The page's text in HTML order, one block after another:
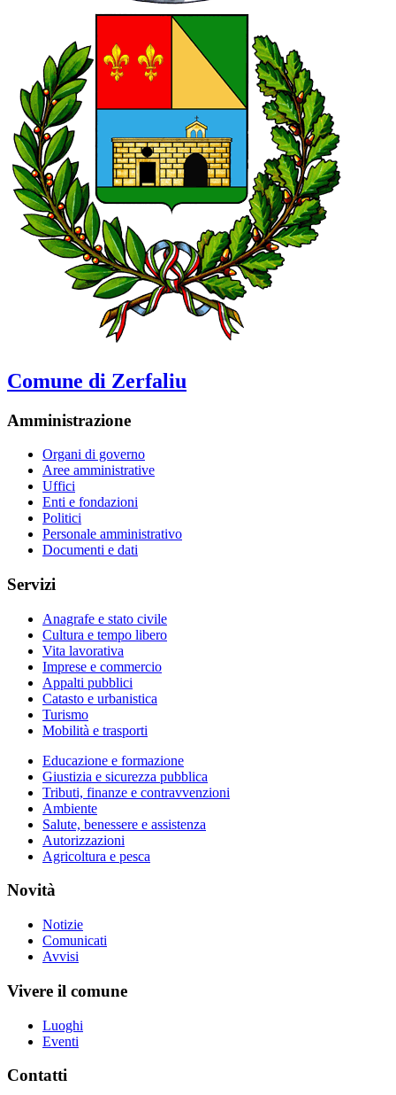
Comune di Zerfaliu
Amministrazione
Organi di governo
Aree amministrative
Uffici
Enti e fondazioni
Politici
Personale amministrativo
Documenti e dati
Servizi
Anagrafe e stato civile
Cultura e tempo libero
Vita lavorativa
Imprese e commercio
Appalti pubblici
Catasto e urbanistica
Turismo
Mobilità e trasporti
Educazione e formazione
Giustizia e sicurezza pubblica
Tributi, finanze e contravvenzioni
Ambiente
Salute, benessere e assistenza
Autorizzazioni
Agricoltura e pesca
Novità
Notizie
Comunicati
Avvisi
Vivere il comune
Luoghi
Eventi
Contatti